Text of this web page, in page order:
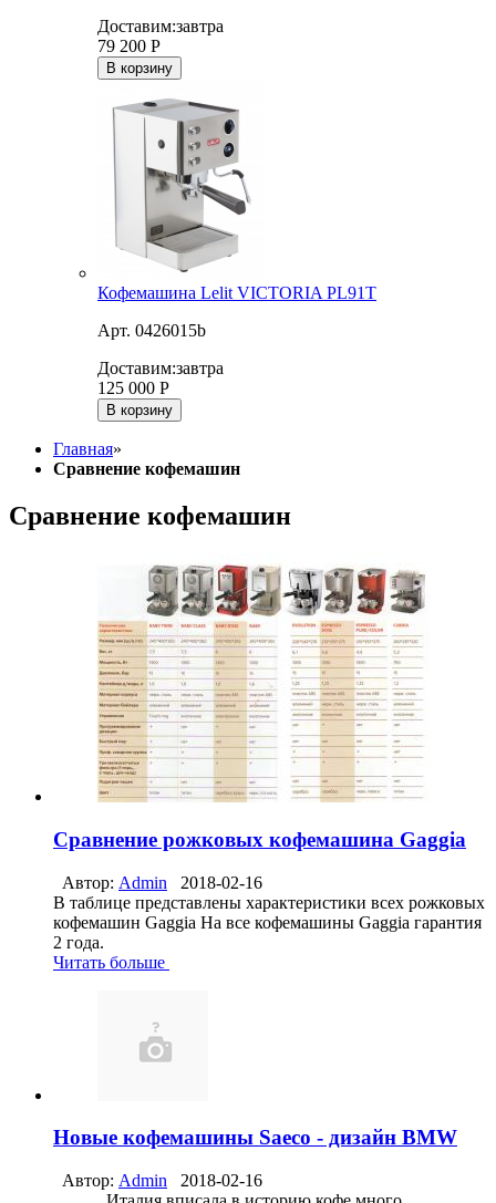
Доставим:завтра
79 200 Р
В корзину
Кофемашина Lelit VICTORIA PL91T
Арт. 0426015b
Доставим:завтра
125 000 Р
В корзину
Главная»
Сравнение кофемашин
Сравнение кофемашин
Сравнение рожковых кофемашина Gaggia
Автор: Admin
2018-02-16
В таблице представлены характеристики всех рожковых
кофемашин Gaggia На все кофемашины Gaggia гарантия
2 года.
Читать больше
Новые кофемашины Saeco - дизайн BMW
Автор: Admin
2018-02-16